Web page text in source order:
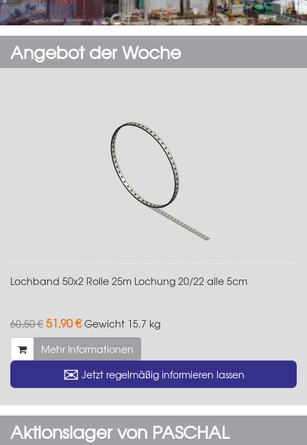
Angebot der Woche
Lochband 50x2 Rolle 25m Lochung 20/22 alle 5cm
60,50 € 51,90 €Gewicht 15.7 kg
Mehr Informationen
✉ Jetzt regelmäßig informieren lassen
Aktionslager von PASCHAL